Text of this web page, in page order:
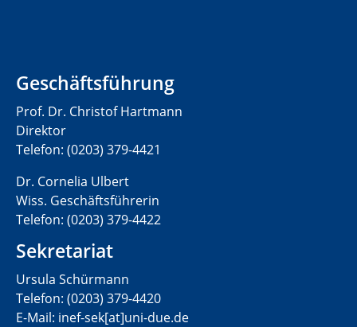
Geschäftsführung
Prof. Dr. Christof Hartmann
Direktor
Telefon: (0203) 379-4421
Dr. Cornelia Ulbert
Wiss. Geschäftsführerin
Telefon: (0203) 379-4422
Sekretariat
Ursula Schürmann
Telefon: (0203) 379-4420
E-Mail: inef-sek[at]uni-due.de